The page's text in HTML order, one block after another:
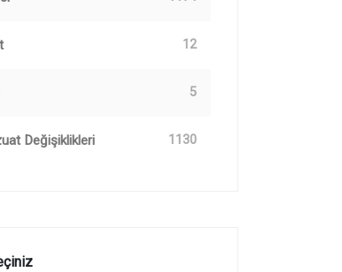
12
5
Değişiklikleri 1130